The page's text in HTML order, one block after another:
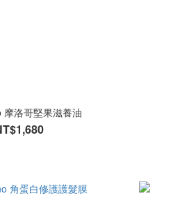
摩洛哥堅果滋養油